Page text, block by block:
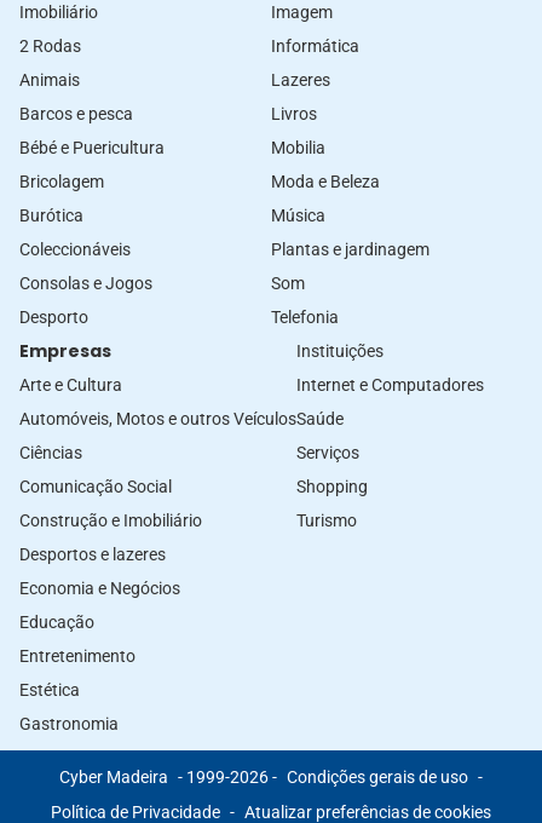
Imobiliário
2 Rodas
Animais
Barcos e pesca
Bébé e Puericultura
Bricolagem
Burótica
Coleccionáveis
Consolas e Jogos
Desporto
Imagem
Informática
Lazeres
Livros
Mobilia
Moda e Beleza
Música
Plantas e jardinagem
Som
Telefonia
Empresas
Arte e Cultura
Automóveis, Motos e outros Veículos
Ciências
Comunicação Social
Construção e Imobiliário
Desportos e lazeres
Economia e Negócios
Educação
Entretenimento
Estética
Gastronomia
Instituições
Internet e Computadores
Saúde
Serviços
Shopping
Turismo
Cyber Madeira - 1999-2026 - Condições gerais de uso -
Política de Privacidade - Atualizar preferências de cookies